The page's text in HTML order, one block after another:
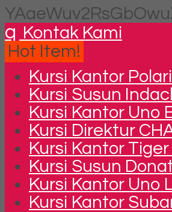
q Kontak Kami
Hot Item!
Kursi Kantor
Kursi Susun
Kursi Kantor Uno
Kursi Direktur
Kursi Kantor Tiger
Kursi Susun
Kursi Kantor Uno
Kursi Kantor